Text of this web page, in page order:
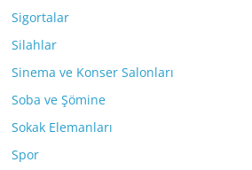
Sigortalar
Silahlar
Sinema ve Konser Salonları
Soba ve Şömine
Sokak Elemanları
Spor